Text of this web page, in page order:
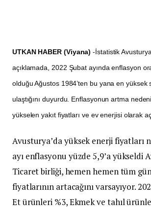
UTKAN HABER (Viyana) -İstatistik Avusturya
açıklamada, 2022 Şubat ayında enflasyon
olduğu Ağustos 1984’ten bu yana en yüksek
ulaştığını duyurdu. Enflasyonun artma
yükselen yakıt fiyatları ve ev enerjisi olarak
Avusturya’da yüksek enerji fiyatları
ayı enflasyonu yüzde 5,9’a yükseldi
Ticaret birliği, hemen hemen tüm
fiyatlarının artacağını varsayıyor.
Et ürünleri %3, Ekmek ve tahıl